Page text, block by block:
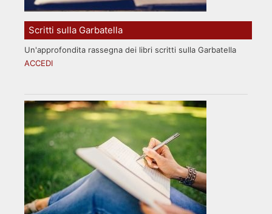
Scritti sulla Garbatella
Un'approfondita rassegna dei libri scritti sulla Garbatella
ACCEDI